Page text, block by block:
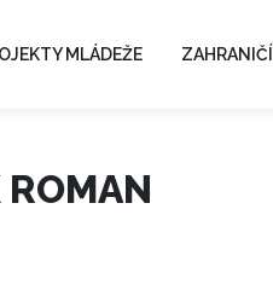
MLÁDEŽE ZAHRANIČÍ